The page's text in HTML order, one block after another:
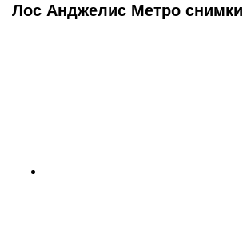
Лос Анджелис Метро снимки